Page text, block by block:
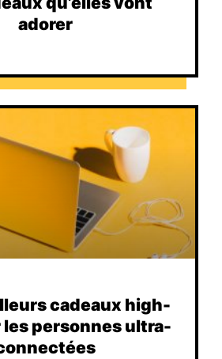
adorer
cadeaux high-
personnes ultra-